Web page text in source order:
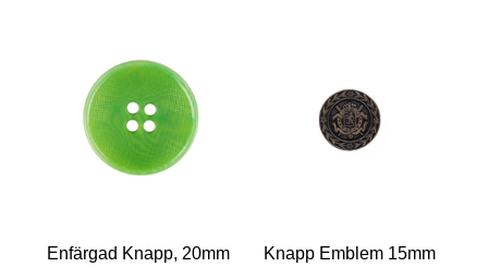
Enfärgad Knapp, 20mm Knapp Emblem 15mm